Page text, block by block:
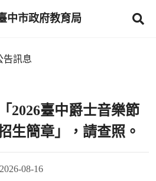
中市政府教育局
告訊息
2026臺中爵士音樂節
生簡章」，請查照。
08-16